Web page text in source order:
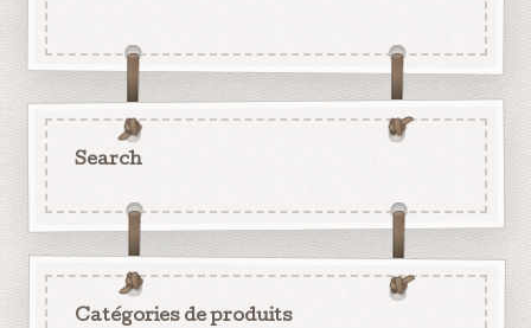
Search
Catégories de produits